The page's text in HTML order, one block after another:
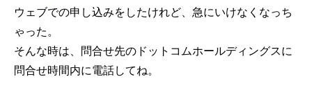
ウェブでの申し込みをしたけれど、急にいけなくなっち
ゃった。
そんな時は、問合せ先のドットコムホールディングスに
問合せ時間内に電話してね。